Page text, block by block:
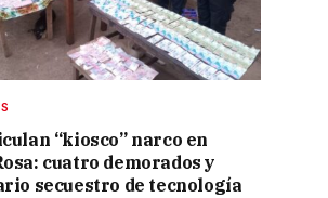
“kiosco” narco en
cuatro demorados y
secuestro de tecnología